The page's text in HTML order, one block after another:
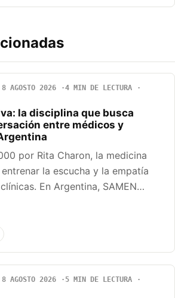
8 AGOSTO 2026
4 MIN DE LECTURA
la disciplina que busca
entre médicos y
por Rita Charon, la medicina
la escucha y la empatía
En Argentina, SAMEN…
8 AGOSTO 2026
5 MIN DE LECTURA